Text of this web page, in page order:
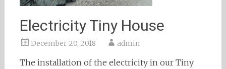
Electricity Tiny House
December 20, 2018 admin
The installation of the electricity in our Tiny